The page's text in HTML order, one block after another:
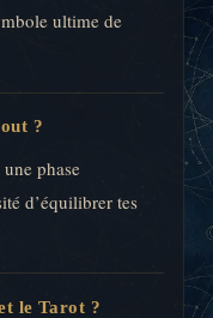
ultime de
?
phase
d’équilibrer tes
le Tarot ?